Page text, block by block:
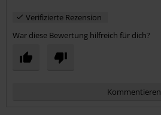
Verifizierte Rezension
War diese Bewertung hilfreich für dich?
Kommentieren